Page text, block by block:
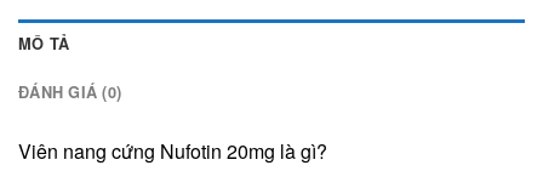
MÔ TẢ
ĐÁNH GIÁ (0)
Viên nang cứng Nufotin 20mg là gì?